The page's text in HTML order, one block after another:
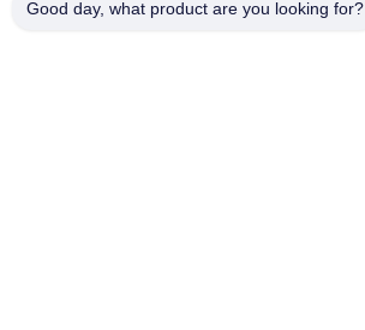
Good day, what product are you looking for?